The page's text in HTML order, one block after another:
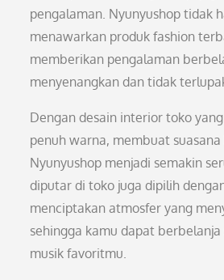
pengalaman. Nyunyushop tidak
menawarkan produk fashion
memberikan pengalaman
menyenangkan dan tidak
Dengan desain interior toko
penuh warna, membuat
Nyunyushop menjadi semakin
diputar di toko juga dipilih
menciptakan atmosfer yang
sehingga kamu dapat
musik favoritmu.